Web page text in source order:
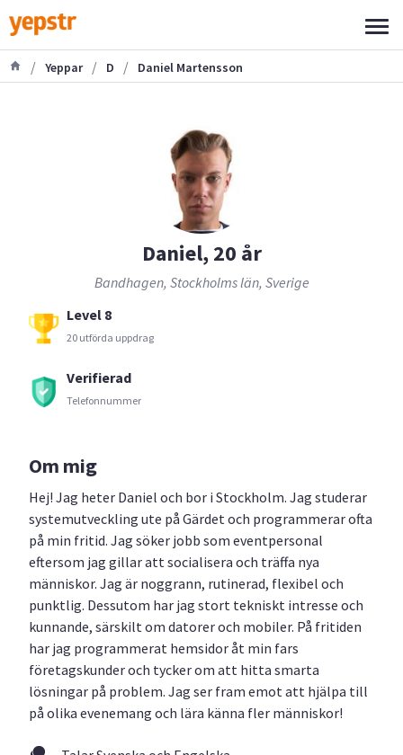
/ Yeppar / D / Daniel Martensson
Daniel, 20 år
Bandhagen, Stockholms län, Sverige
Level 8
20 utförda uppdrag
Verifierad
Telefonnummer
Om mig
Hej! Jag heter Daniel och bor i Stockholm. Jag studerar
systemutveckling ute på Gärdet och programmerar ofta
på min fritid. Jag söker jobb som eventpersonal
eftersom jag gillar att socialisera och träffa nya
människor. Jag är noggrann, rutinerad, flexibel och
punktlig. Dessutom har jag stort tekniskt intresse och
kunnande, särskilt om datorer och mobiler. På fritiden
har jag programmerat hemsidor åt min fars
företagskunder och tycker om att hitta smarta
lösningar på problem. Jag ser fram emot att hjälpa till
på olika evenemang och lära känna fler människor!